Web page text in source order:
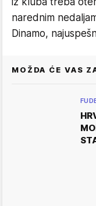
narednim
Dinamo,
MOŽDA ĆE VAS